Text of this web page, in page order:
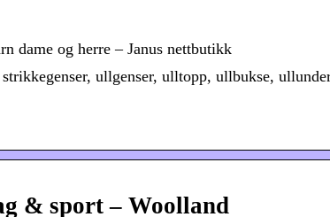
og herre – Janus nettbutikk
ullgenser, ulltopp, ullbukse,
& sport – Woolland